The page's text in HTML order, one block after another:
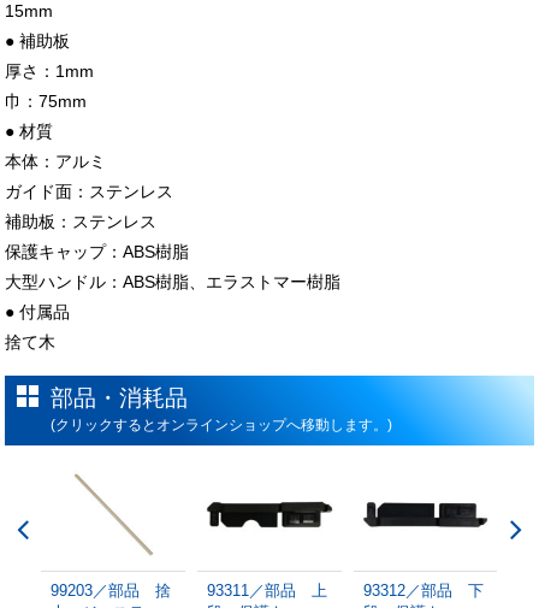
15mm
● 補助板
厚さ：1mm
巾：75mm
● 材質
本体：アルミ
ガイド面：ステンレス
補助板：ステンレス
保護キャップ：ABS樹脂
大型ハンドル：ABS樹脂、エラストマー樹脂
● 付属品
捨て木
部品・消耗品
(クリックするとオンラインショップへ移動します。)
99203／部品 捨
93311／部品 上
93312／部品 下